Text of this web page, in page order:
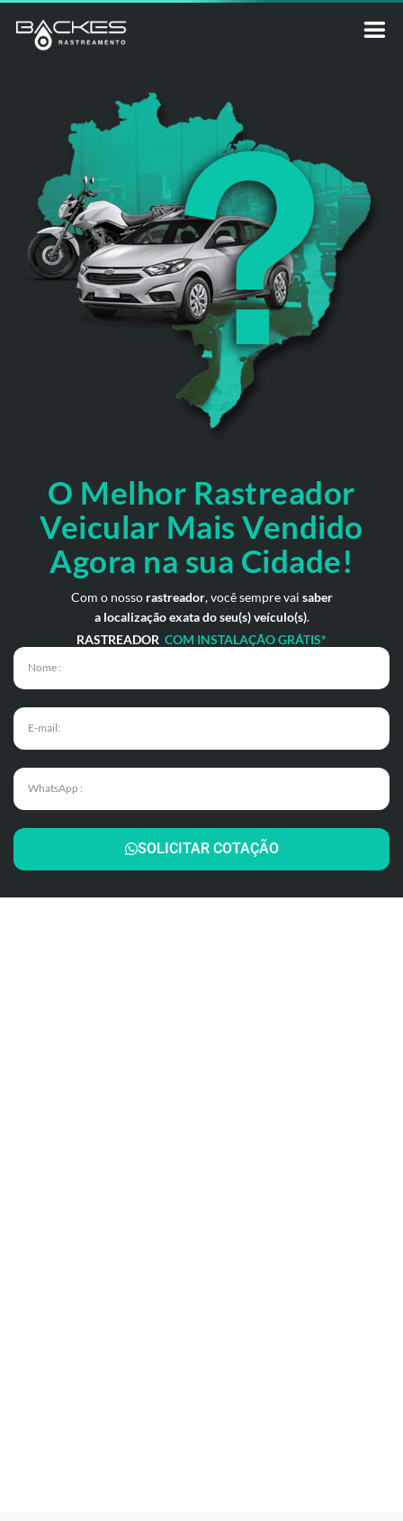
O Melhor Rastreador
Veicular Mais Vendido
Agora na sua Cidade!
Com o nosso rastreador, você sempre vai saber
a localização exata do seu(s) veículo(s).
RASTREADOR COM INSTALAÇÃO GRÁTIS*
SOLICITAR COTAÇÃO